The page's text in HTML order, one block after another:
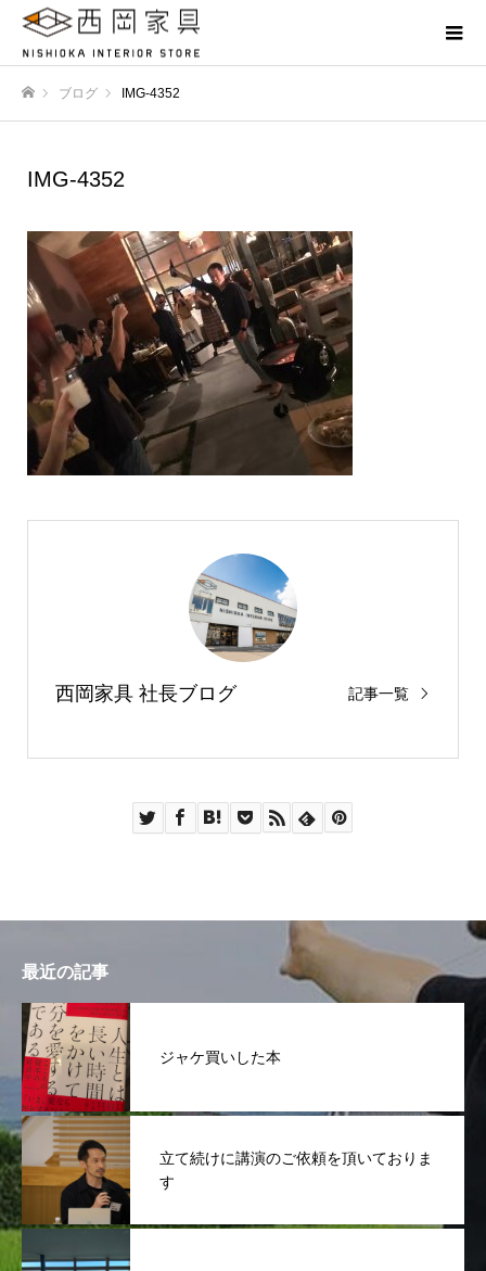
ブログ IMG-4352
IMG-4352
西岡家具 社長ブログ 記事一覧
最近の記事
ジャケ買いした本
立て続けに講演のご依頼を頂いておりま
す